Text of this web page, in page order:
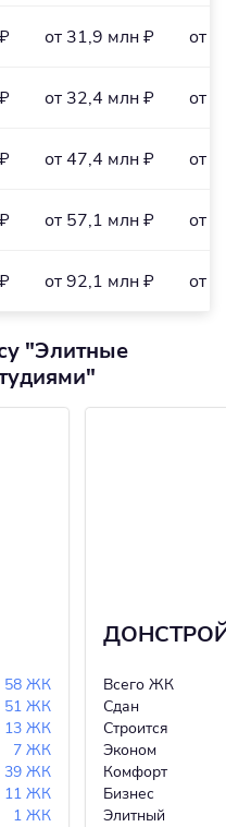
от 31,9 млн ₽ от
от 32,4 млн ₽ от
от 47,4 млн ₽ от
от 57,1 млн ₽ от
от 92,1 млн ₽ от
"Элитные
58 ЖК
51 ЖК
13 ЖК
7 ЖК
39 ЖК
11 ЖК
1 ЖК
Всего ЖК
Сдан
Строится
Эконом
Комфорт
Бизнес
Элитный